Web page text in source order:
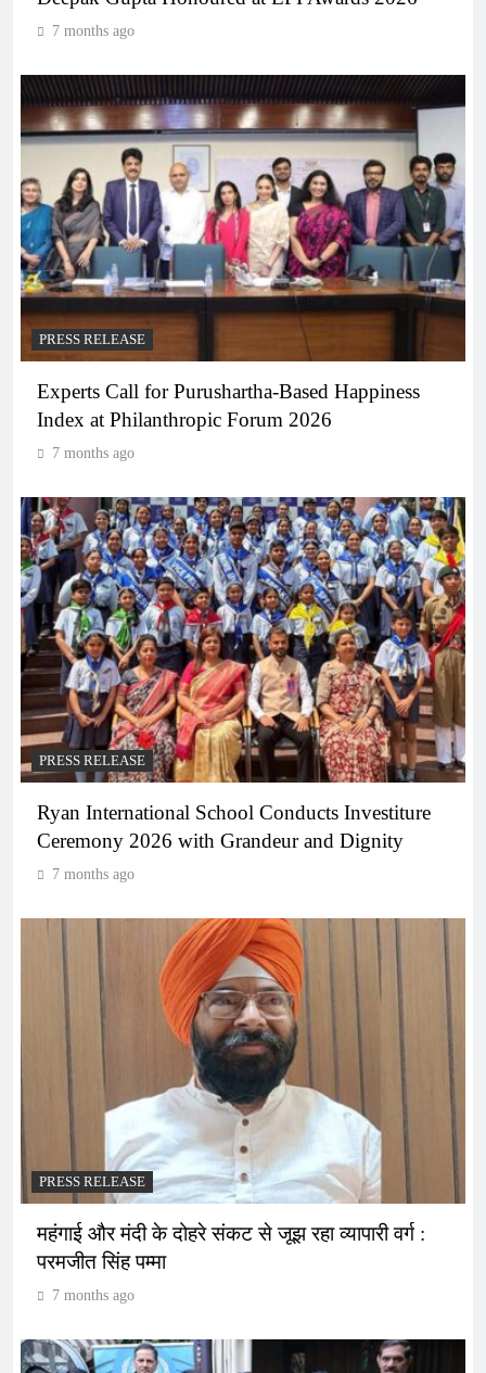
7 months ago
PRESS RELEASE
Experts Call for Purushartha-Based Happiness
Index at Philanthropic Forum 2026
7 months ago
PRESS RELEASE
Ryan International School Conducts Investiture
Ceremony 2026 with Grandeur and Dignity
7 months ago
PRESS RELEASE
महंगाई और मंदी के दोहरे संकट से जूझ रहा व्यापारी वर्ग :
परमजीत सिंह पम्मा
7 months ago